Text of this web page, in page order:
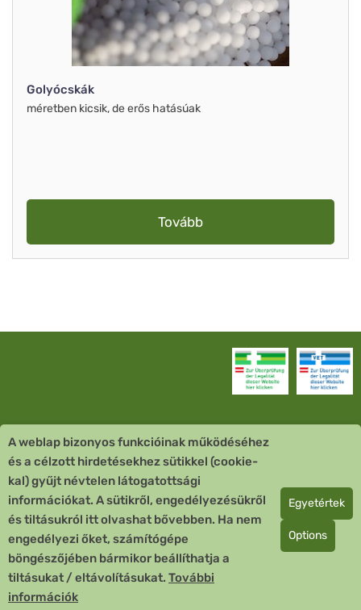
Golyócskák
méretben kicsik, de erős hatásúak
Tovább
Vevőszolgálat
Quick Links
Fizetési mód
Copyright © 2026 Team Santé Salvator Apotheke
Remedia Homöopathie GmbH GMP zertifizierter Arzneihersteller
A weblap bizonyos funkcióinak működéséhez
és a célzott hirdetésekhez sütikkel (cookie-
kal) gyűjt névtelen látogatottsági
információkat. A sütikről, engedélyezésükről
és tiltásukról itt olvashat bővebben. Ha nem
engedélyezi őket, számítógépe
böngészőjében bármikor beállíthatja a
tiltásukat / eltávolításukat. További
információk
Egyetértek
Options